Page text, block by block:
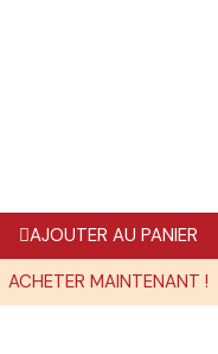
AJOUTER AU PANIER
ACHETER MAINTENANT !